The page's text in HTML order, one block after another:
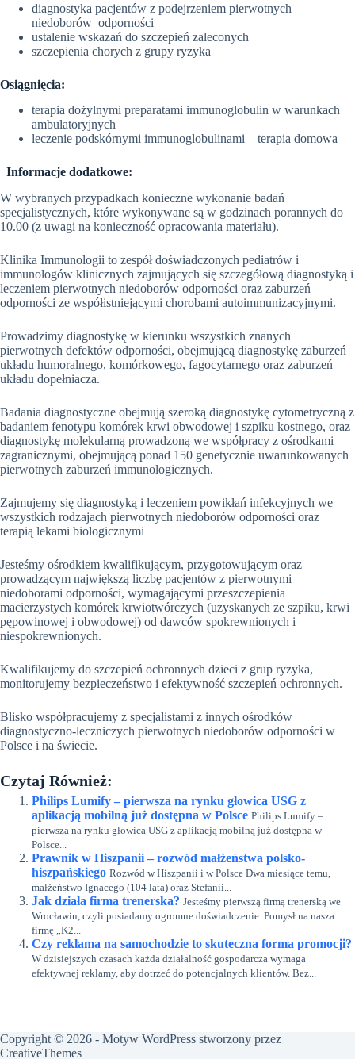
diagnostyka pacjentów z podejrzeniem pierwotnych
niedoborów odporności
ustalenie wskazań do szczepień zaleconych
szczepienia chorych z grupy ryzyka
Osiągnięcia:
terapia dożylnymi preparatami immunoglobulin w warunkach
ambulatoryjnych
leczenie podskórnymi immunoglobulinami – terapia domowa
Informacje dodatkowe:
W wybranych przypadkach konieczne wykonanie badań
specjalistycznych, które wykonywane są w godzinach porannych do
10.00 (z uwagi na konieczność opracowania materiału).
Klinika Immunologii to zespół doświadczonych pediatrów i
immunologów klinicznych zajmujących się szczegółową diagnostyką i
leczeniem pierwotnych niedoborów odporności oraz zaburzeń
odporności ze współistniejącymi chorobami autoimmunizacyjnymi.
Prowadzimy diagnostykę w kierunku wszystkich znanych
pierwotnych defektów odporności, obejmującą diagnostykę zaburzeń
układu humoralnego, komórkowego, fagocytarnego oraz zaburzeń
układu dopełniacza.
Badania diagnostyczne obejmują szeroką diagnostykę cytometryczną z
badaniem fenotypu komórek krwi obwodowej i szpiku kostnego, oraz
diagnostykę molekularną prowadzoną we współpracy z ośrodkami
zagranicznymi, obejmującą ponad 150 genetycznie uwarunkowanych
pierwotnych zaburzeń immunologicznych.
Zajmujemy się diagnostyką i leczeniem powikłań infekcyjnych we
wszystkich rodzajach pierwotnych niedoborów odporności oraz
terapią lekami biologicznymi
Jesteśmy ośrodkiem kwalifikującym, przygotowującym oraz
prowadzącym największą liczbę pacjentów z pierwotnymi
niedoborami odporności, wymagającymi przeszczepienia
macierzystych komórek krwiotwórczych (uzyskanych ze szpiku, krwi
pępowinowej i obwodowej) od dawców spokrewnionych i
niespokrewnionych.
Kwalifikujemy do szczepień ochronnych dzieci z grup ryzyka,
monitorujemy bezpieczeństwo i efektywność szczepień ochronnych.
Blisko współpracujemy z specjalistami z innych ośrodków
diagnostyczno-leczniczych pierwotnych niedoborów odporności w
Polsce i na świecie.
Czytaj Również:
Philips Lumify – pierwsza na rynku głowica USG z
aplikacją mobilną już dostępna w Polsce Philips Lumify –
pierwsza na rynku głowica USG z aplikacją mobilną już dostępna w
Polsce...
Prawnik w Hiszpanii – rozwód małżeństwa polsko-
hiszpańskiego Rozwód w Hiszpanii i w Polsce Dwa miesiące temu,
małżeństwo Ignacego (104 lata) oraz Stefanii...
Jak działa firma trenerska? Jesteśmy pierwszą firmą trenerską we
Wrocławiu, czyli posiadamy ogromne doświadczenie. Pomysł na nasza
firmę „K2...
Czy reklama na samochodzie to skuteczna forma promocji?
W dzisiejszych czasach każda działalność gospodarcza wymaga
efektywnej reklamy, aby dotrzeć do potencjalnych klientów. Bez...
Copyright © 2026 - Motyw WordPress stworzony przez
CreativeThemes